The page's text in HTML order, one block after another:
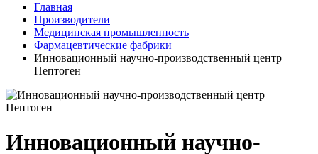
Главная
Производители
Медицинская промышленность
Фармацевтические фабрики
Инновационный научно-производственный центр
Пептоген
Инновационный научно-